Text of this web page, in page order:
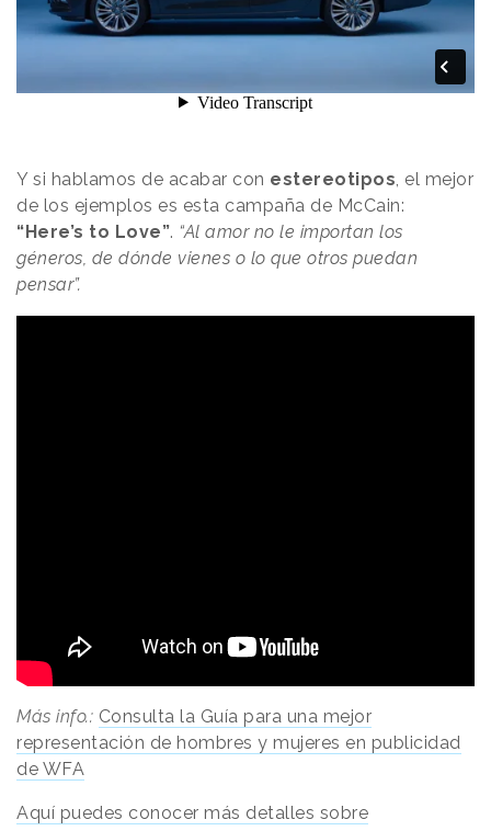
Y si hablamos de acabar con estereotipos, el mejor
de los ejemplos es esta campaña de McCain:
“Here’s to Love”. “Al amor no le importan los
géneros, de dónde vienes o lo que otros puedan
pensar”.
Más info.: Consulta la Guía para una mejor
representación de hombres y mujeres en publicidad
de WFA
Aquí puedes conocer más detalles sobre